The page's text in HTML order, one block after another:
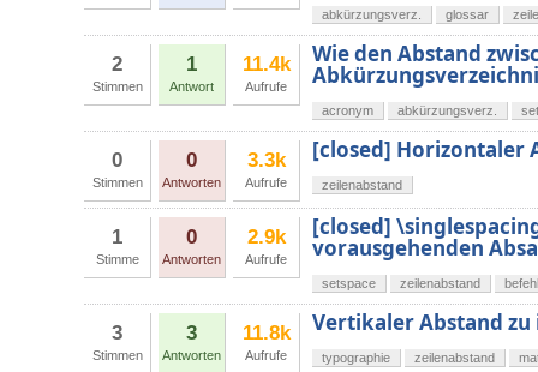
abkürzungsverz. glossar
2
Stimmen
1
Antwort
11.4k
Aufrufe
Wie den Abstand
acronym abkürzungsverz.
0
Stimmen
0
Antworten
3.3k
Aufrufe
[closed] Horizontaler
zeilenabstand
1
Stimme
0
Antworten
2.9k
Aufrufe
[closed]
vorausgehenden
setspace zeilenabstand
3
Stimmen
3
Antworten
11.8k
Aufrufe
Vertikaler Abstand
typographie zeilenabstand